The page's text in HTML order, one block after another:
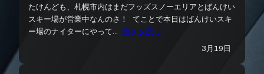
たけんども、札幌市内はまだフッズスノーエリアとばんけい
スキー場が営業中なんのさ！ てことで本日はばんけいスキ
ー場のナイターにやって… 続きを読む
3月19日